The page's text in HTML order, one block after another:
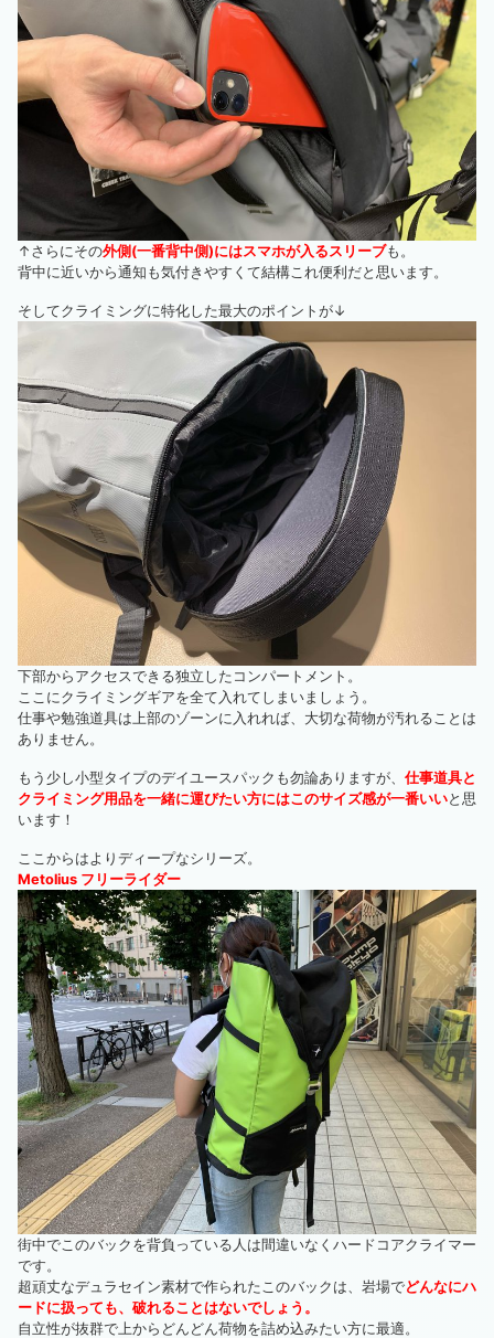
↑さらにその外側(一番背中側)にはスマホが入るスリーブも。
背中に近いから通知も気付きやすくて結構これ便利だと思います。
そしてクライミングに特化した最大のポイントが↓
下部からアクセスできる独立したコンパートメント。
ここにクライミングギアを全て入れてしまいましょう。
仕事や勉強道具は上部のゾーンに入れれば、大切な荷物が汚れることは
ありません。
もう少し小型タイプのデイユースパックも勿論ありますが、 仕事道具と
クライミング用品を一緒に運びたい方にはこのサイズ感が一番いいと思
います！
ここからはよりディープなシリーズ。
Metolius フリーライダー
街中でこのバックを背負っている人は間違いなくハードコアクライマー
です。
超頑丈なデュラセイン素材で作られたこのバックは、岩場でどんなにハ
ードに扱っても、破れることはないでしょう。
自立性が抜群で上からどんどん荷物を詰め込みたい方に最適。